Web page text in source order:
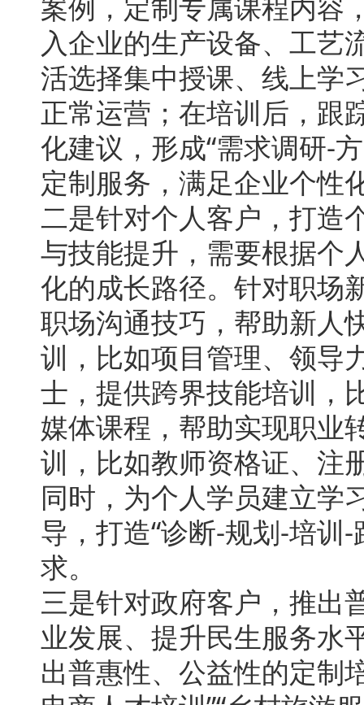
入企业的生产设备、工艺
活选择集中授课、线上学
正常运营；在培训后，跟
化建议，形成“需求调研-
定制服务，满足企业个性
二是针对个人客户，打造
与技能提升，需要根据个
化的成长路径。针对职场
职场沟通技巧，帮助新人
训，比如项目管理、领导
士，提供跨界技能培训，
媒体课程，帮助实现职业
训，比如教师资格证、注
同时，为个人学员建立学
导，打造“诊断-规划-培训
求。
三是针对政府客户，推出
业发展、提升民生服务水
出普惠性、公益性的定制